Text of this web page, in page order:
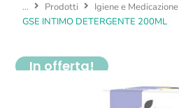
... Prodotti Igiene e Medicazione
GSE INTIMO DETERGENTE 200ML
In offerta!